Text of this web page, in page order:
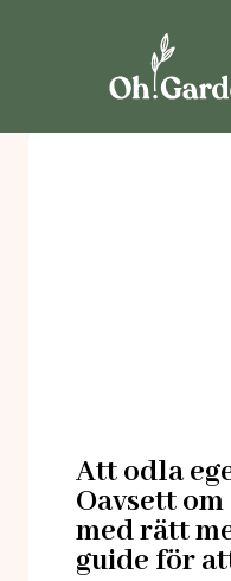
Att odla
Oavsett
med rätt
guide för